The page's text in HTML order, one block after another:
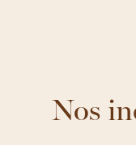
Nos